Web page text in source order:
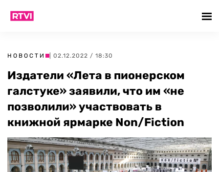
НОВОСТИ | 02.12.2022 / 18:30
Издатели «Лета в пионерском
галстуке» заявили, что им «не
позволили» участвовать в
книжной ярмарке Non/Fiction